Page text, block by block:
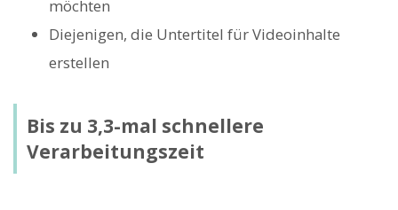
möchten
Diejenigen, die Untertitel für Videoinhalte
erstellen
Bis zu 3,3-mal schnellere
Verarbeitungszeit